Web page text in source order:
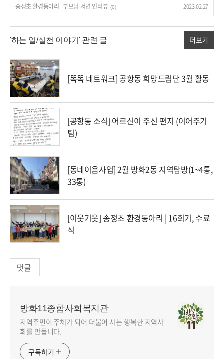
송정초 환경동아리 | 부모님 서면 인터뷰 (0) 2023.02.27
'하는 일/실천 이야기' 관련 글 더보기
[똑똑 네트워크] 공항동 희망드림단 3월 활동
[공항동 소식] 어르신이 주신 편지 (이어주기
팀)
[동네이음사업] 2월 방화2동 지역탐방(1~4통,
33통)
[이웃기웃] 송정초 환경동아리 | 16회기, 수료
식
댓글
방화11종합사회복지관
지역주민이 주체가 되어 더불어 사는 행복한 지역사
회를 만듭니다.
구독하기